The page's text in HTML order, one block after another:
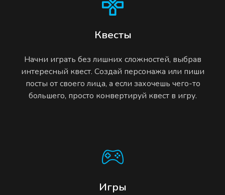
Квесты
Начни играть без лишних сложностей, выбрав
интересный квест. Создай персонажа или пиши
посты от своего лица, а если захочешь чего-то
большего, просто конвертируй квест в игру.
Игры